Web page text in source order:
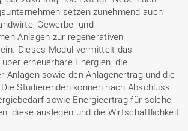
setzen zunehmend auch
Gewerbe- und
Anlagen zur regenerativen
Dieses Modul vermittelt das
erneuerbare Energien, die
Anlagen sowie den Anlagenertrag und die
Studierenden können nach Abschluss
sowie Energieertrag für solche
diese auslegen und die Wirtschaftlichkeit